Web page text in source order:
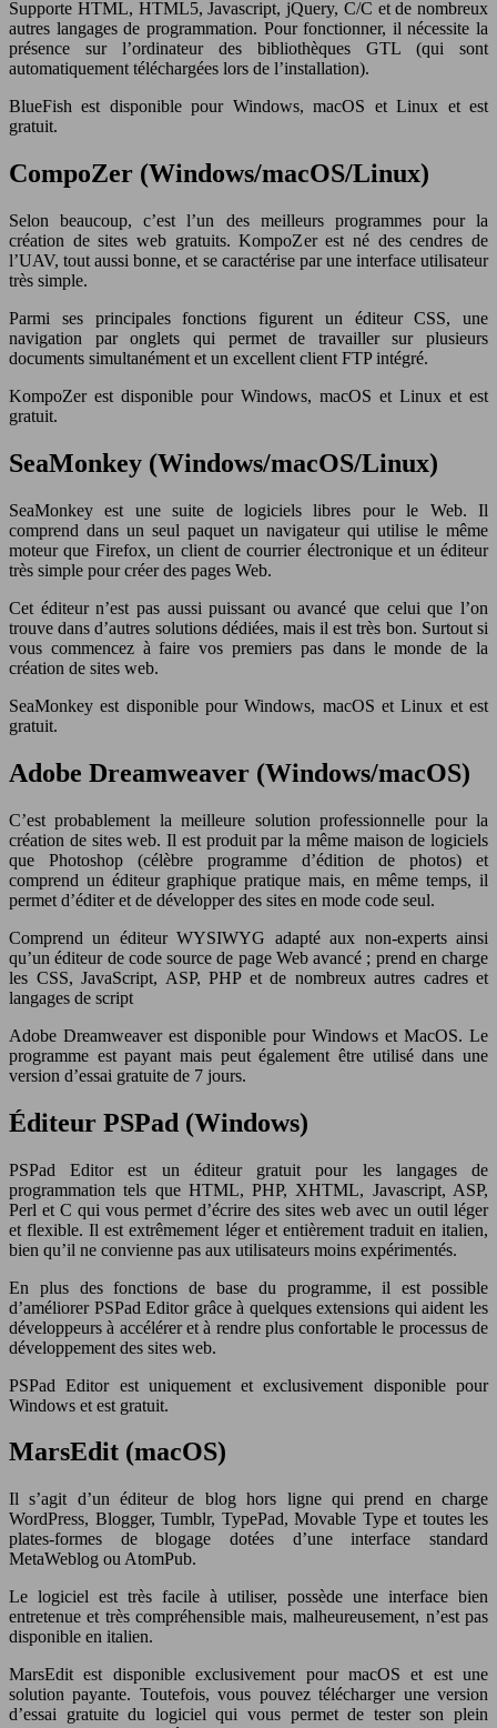
Supporte HTML, HTML5, Javascript, jQuery, C/C et de nombreux
autres langages de programmation. Pour fonctionner, il nécessite la
présence sur l’ordinateur des bibliothèques GTL (qui sont
automatiquement téléchargées lors de l’installation).
BlueFish est disponible pour Windows, macOS et Linux et est
gratuit.
CompoZer (Windows/macOS/Linux)
Selon beaucoup, c’est l’un des meilleurs programmes pour la
création de sites web gratuits. KompoZer est né des cendres de
l’UAV, tout aussi bonne, et se caractérise par une interface utilisateur
très simple.
Parmi ses principales fonctions figurent un éditeur CSS, une
navigation par onglets qui permet de travailler sur plusieurs
documents simultanément et un excellent client FTP intégré.
KompoZer est disponible pour Windows, macOS et Linux et est
gratuit.
SeaMonkey (Windows/macOS/Linux)
SeaMonkey est une suite de logiciels libres pour le Web. Il
comprend dans un seul paquet un navigateur qui utilise le même
moteur que Firefox, un client de courrier électronique et un éditeur
très simple pour créer des pages Web.
Cet éditeur n’est pas aussi puissant ou avancé que celui que l’on
trouve dans d’autres solutions dédiées, mais il est très bon. Surtout si
vous commencez à faire vos premiers pas dans le monde de la
création de sites web.
SeaMonkey est disponible pour Windows, macOS et Linux et est
gratuit.
Adobe Dreamweaver (Windows/macOS)
C’est probablement la meilleure solution professionnelle pour la
création de sites web. Il est produit par la même maison de logiciels
que Photoshop (célèbre programme d’édition de photos) et
comprend un éditeur graphique pratique mais, en même temps, il
permet d’éditer et de développer des sites en mode code seul.
Comprend un éditeur WYSIWYG adapté aux non-experts ainsi
qu’un éditeur de code source de page Web avancé ; prend en charge
les CSS, JavaScript, ASP, PHP et de nombreux autres cadres et
langages de script
Adobe Dreamweaver est disponible pour Windows et MacOS. Le
programme est payant mais peut également être utilisé dans une
version d’essai gratuite de 7 jours.
Éditeur PSPad (Windows)
PSPad Editor est un éditeur gratuit pour les langages de
programmation tels que HTML, PHP, XHTML, Javascript, ASP,
Perl et C qui vous permet d’écrire des sites web avec un outil léger
et flexible. Il est extrêmement léger et entièrement traduit en italien,
bien qu’il ne convienne pas aux utilisateurs moins expérimentés.
En plus des fonctions de base du programme, il est possible
d’améliorer PSPad Editor grâce à quelques extensions qui aident les
développeurs à accélérer et à rendre plus confortable le processus de
développement des sites web.
PSPad Editor est uniquement et exclusivement disponible pour
Windows et est gratuit.
MarsEdit (macOS)
Il s’agit d’un éditeur de blog hors ligne qui prend en charge
WordPress, Blogger, Tumblr, TypePad, Movable Type et toutes les
plates-formes de blogage dotées d’une interface standard
MetaWeblog ou AtomPub.
Le logiciel est très facile à utiliser, possède une interface bien
entretenue et très compréhensible mais, malheureusement, n’est pas
disponible en italien.
MarsEdit est disponible exclusivement pour macOS et est une
solution payante. Toutefois, vous pouvez télécharger une version
d’essai gratuite du logiciel qui vous permet de tester son plein